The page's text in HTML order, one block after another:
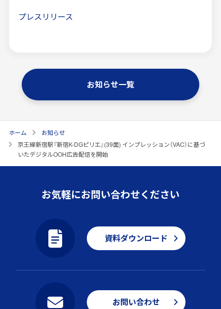
プレスリリース
お知らせ一覧
ホーム
お知らせ
京王線新宿駅『新宿K-DGピリエ』(39面) インプレッション（VAC）に基づ
いたデジタルOOH広告配信を開始
お気軽にお問い合わせください
資料ダウンロード
お問い合わせ